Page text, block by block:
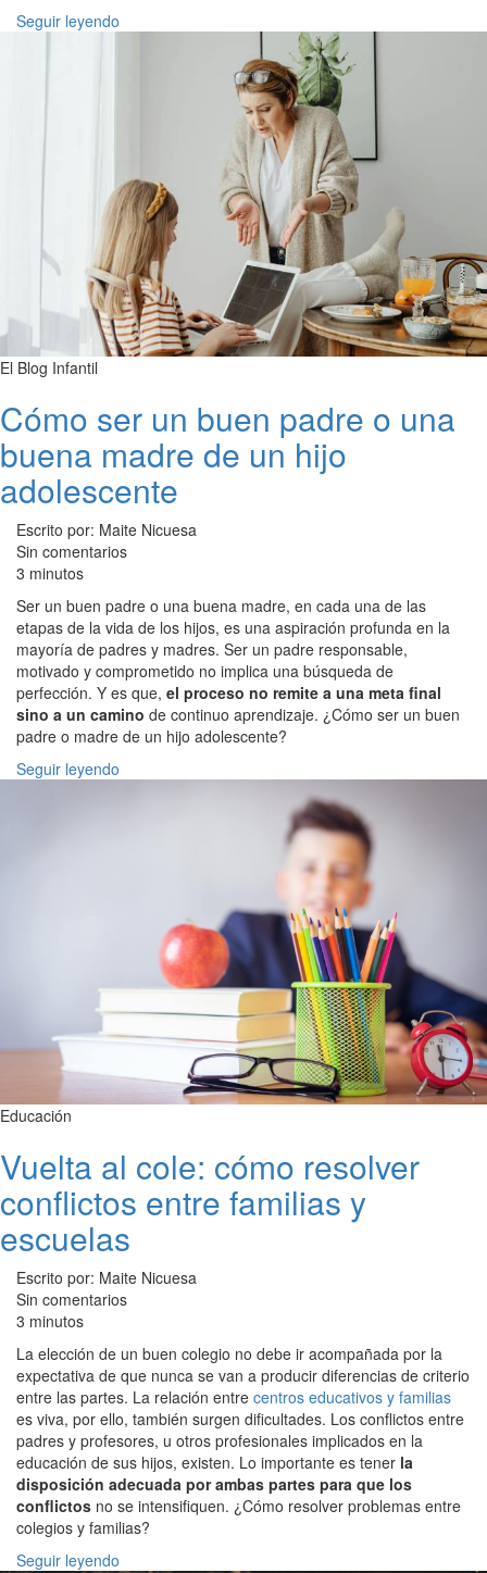
Seguir leyendo
El Blog Infantil
Cómo ser un buen padre o una
buena madre de un hijo
adolescente
Escrito por: Maite Nicuesa
Sin comentarios
3 minutos
Ser un buen padre o una buena madre, en cada una de las
etapas de la vida de los hijos, es una aspiración profunda en la
mayoría de padres y madres. Ser un padre responsable,
motivado y comprometido no implica una búsqueda de
perfección. Y es que, el proceso no remite a una meta final
sino a un camino de continuo aprendizaje. ¿Cómo ser un buen
padre o madre de un hijo adolescente?
Seguir leyendo
Educación
Vuelta al cole: cómo resolver
conflictos entre familias y
escuelas
Escrito por: Maite Nicuesa
Sin comentarios
3 minutos
La elección de un buen colegio no debe ir acompañada por la
expectativa de que nunca se van a producir diferencias de criterio
entre las partes. La relación entre centros educativos y familias
es viva, por ello, también surgen dificultades. Los conflictos entre
padres y profesores, u otros profesionales implicados en la
educación de sus hijos, existen. Lo importante es tener la
disposición adecuada por ambas partes para que los
conflictos no se intensifiquen. ¿Cómo resolver problemas entre
colegios y familias?
Seguir leyendo